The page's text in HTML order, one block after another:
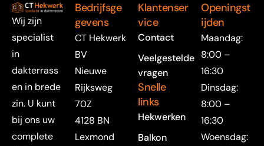
Wij zijn
specialist
in
dakterrass
en in brede
zin. U kunt
bij ons uw
complete
Bedrijfsge
gevens
CT Hekwerk
BV
Nieuwe
Rijksweg
70Z
4128 BN
Lexmond
Klantenser
vice
Contact
Veelgestelde
vragen
Snelle
links
Hekwerken
Balkon
Openingst
ijden
Maandag:
8:00 –
16:30
Dinsdag:
8:00 –
16:30
Woensdag: